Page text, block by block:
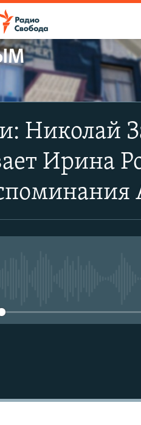
Подписаться
Николай
Ирина